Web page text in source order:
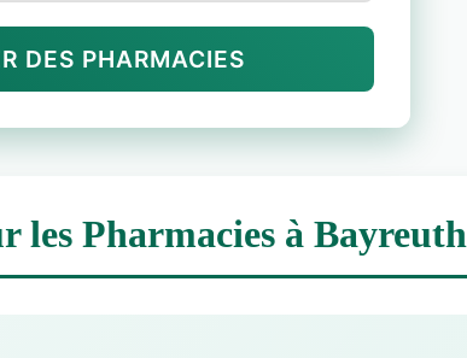
DES PHARMACIES
les Pharmacies à Bayreuth